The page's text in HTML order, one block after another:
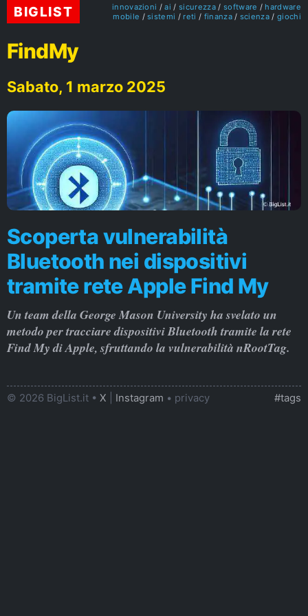
BIGLIST innovazioni ai sicurezza software
hardware
mobile
sistemi reti finanza scienza giochi
FindMy
Sabato, 1 marzo 2025
Scoperta vulnerabilità
Bluetooth nei dispositivi
tramite rete Apple Find My
Un team della George Mason University ha svelato un
metodo per tracciare dispositivi Bluetooth tramite la rete
Find My di Apple, sfruttando la vulnerabilità nRootTag.
© 2026 BigList.it • X Instagram • privacy #tags